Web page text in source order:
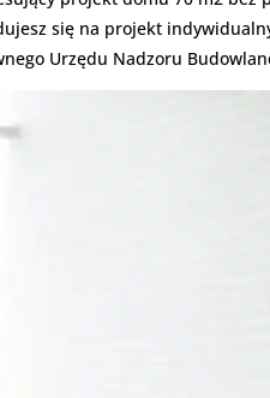
się na projekt
Urzędu Nadzoru